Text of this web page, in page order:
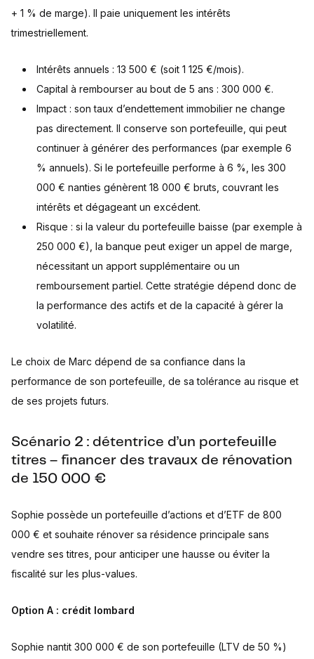
+ 1 % de marge). Il paie uniquement les intérêts
trimestriellement.
Intérêts annuels : 13 500 € (soit 1 125 €/mois).
Capital à rembourser au bout de 5 ans : 300 000 €.
Impact : son taux d’endettement immobilier ne change
pas directement. Il conserve son portefeuille, qui peut
continuer à générer des performances (par exemple 6
% annuels). Si le portefeuille performe à 6 %, les 300
000 € nanties génèrent 18 000 € bruts, couvrant les
intérêts et dégageant un excédent.
Risque : si la valeur du portefeuille baisse (par exemple à
250 000 €), la banque peut exiger un appel de marge,
nécessitant un apport supplémentaire ou un
remboursement partiel. Cette stratégie dépend donc de
la performance des actifs et de la capacité à gérer la
volatilité.
Le choix de Marc dépend de sa confiance dans la
performance de son portefeuille, de sa tolérance au risque et
de ses projets futurs.
Scénario 2 : détentrice d’un portefeuille
titres – financer des travaux de rénovation
de 150 000 €
Sophie possède un portefeuille d’actions et d’ETF de 800
000 € et souhaite rénover sa résidence principale sans
vendre ses titres, pour anticiper une hausse ou éviter la
fiscalité sur les plus-values.
Option A : crédit lombard
Sophie nantit 300 000 € de son portefeuille (LTV de 50 %)